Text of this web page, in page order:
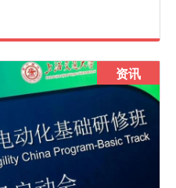
指导专委会专家、盘古智
资讯